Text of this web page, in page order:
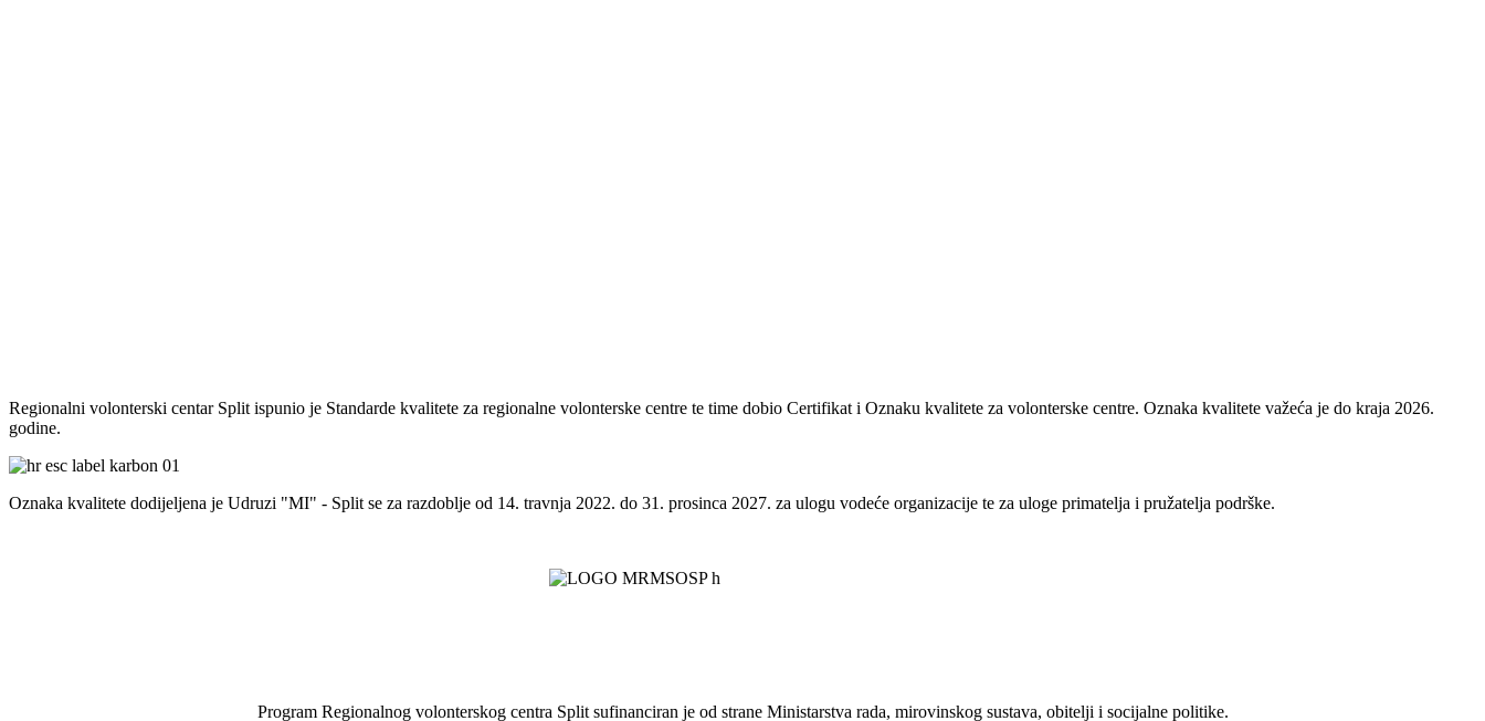
Regionalni volonterski centar Split ispunio je Standarde kvalitete za regionalne volonterske centre te time dobio Certifikat i Oznaku kvalitete za volonterske centre. Oznaka kvalitete važeća je do kraja 2026.
godine.
Oznaka kvalitete dodijeljena je Udruzi "MI" - Split se za razdoblje od 14. travnja 2022. do 31. prosinca 2027. za ulogu vodeće organizacije te za uloge primatelja i pružatelja podrške.
Program Regionalnog volonterskog centra Split sufinanciran je od strane Ministarstva rada, mirovinskog sustava, obitelji i socijalne politike.